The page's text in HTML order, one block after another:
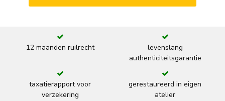
12 maanden ruilrecht
levenslang
authenticiteitsgarantie
taxatierapport voor
verzekering
gerestaureerd in eigen
atelier